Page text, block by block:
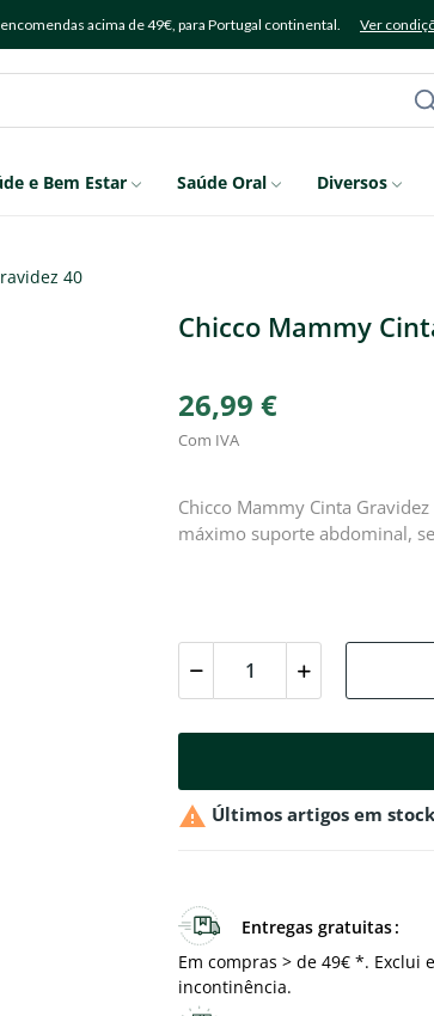
acima de 49€, para Portugal continental. Ver
e Bem Estar Saúde Oral Diversos
40
Chicco Mammy
26,99 €
Com IVA
Chicco Mammy Cinta
máximo suporte abdominal,
 Últimos artigos em stock
Entregas gratuitas
Em compras > de 49€ *.
incontinência.